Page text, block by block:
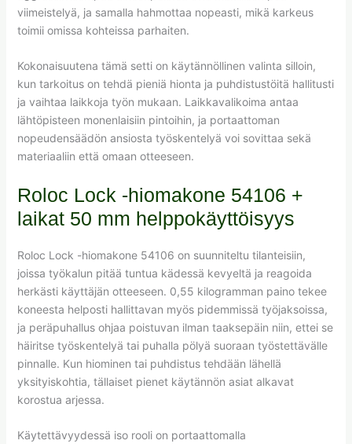
viimeistelyä, ja samalla hahmottaa nopeasti, mikä karkeus
toimii omissa kohteissa parhaiten.
Kokonaisuutena tämä setti on käytännöllinen valinta silloin,
kun tarkoitus on tehdä pieniä hionta ja puhdistustöitä hallitusti
ja vaihtaa laikkoja työn mukaan. Laikkavalikoima antaa
lähtöpisteen monenlaisiin pintoihin, ja portaattoman
nopeudensäädön ansiosta työskentelyä voi sovittaa sekä
materiaaliin että omaan otteeseen.
Roloc Lock -hiomakone 54106 +
laikat 50 mm helppokäyttöisyys
Roloc Lock -hiomakone 54106 on suunniteltu tilanteisiin,
joissa työkalun pitää tuntua kädessä kevyeltä ja reagoida
herkästi käyttäjän otteeseen. 0,55 kilogramman paino tekee
koneesta helposti hallittavan myös pidemmissä työjaksoissa,
ja peräpuhallus ohjaa poistuvan ilman taaksepäin niin, ettei se
häiritse työskentelyä tai puhalla pölyä suoraan työstettävälle
pinnalle. Kun hiominen tai puhdistus tehdään lähellä
yksityiskohtia, tällaiset pienet käytännön asiat alkavat
korostua arjessa.
Käytettävyydessä iso rooli on portaattomalla